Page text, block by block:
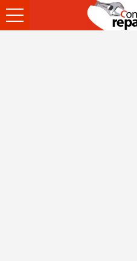
Ouvrir
le